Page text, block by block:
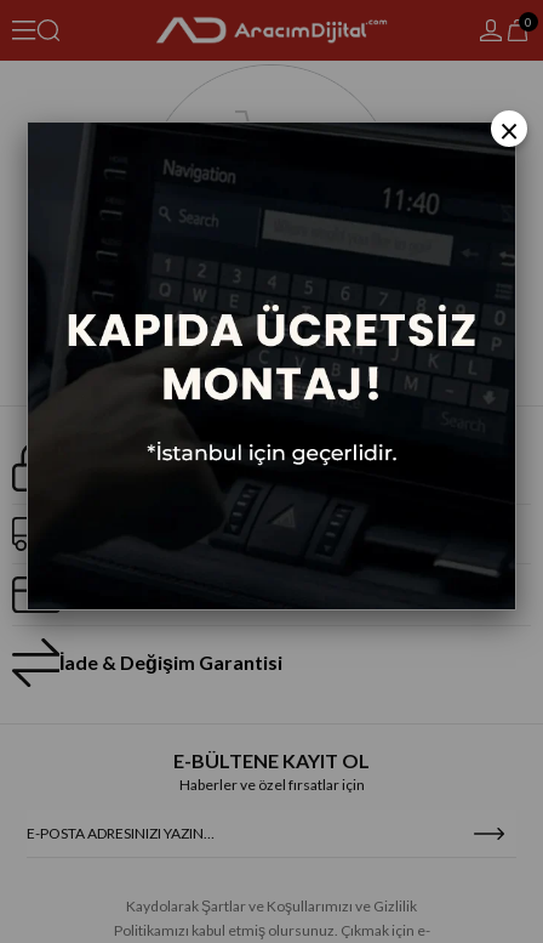
0
Güvenli Alışveriş
İade & Değişim Garantisi
E-BÜLTENE KAYIT OL
Haberler ve özel fırsatlar için
Kaydolarak Şartlar ve Koşullarımızı ve Gizlilik
Politikamızı kabul etmiş olursunuz. Çıkmak için e-
×